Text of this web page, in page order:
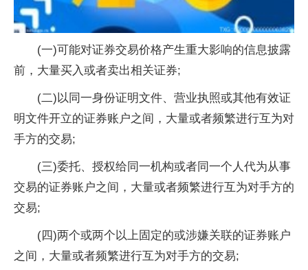
(一)可能对证券交易价格产生重大影响的信息披露
前，大量买入或者卖出相关证券;
(二)以同一身份证明文件、营业执照或其他有效证
明文件开立的证券账户之间，大量或者频繁进行互为对
手方的交易;
(三)委托、授权给同一机构或者同一个人代为从事
交易的证券账户之间，大量或者频繁进行互为对手方的
交易;
(四)两个或两个以上固定的或涉嫌关联的证券账户
之间，大量或者频繁进行互为对手方的交易;